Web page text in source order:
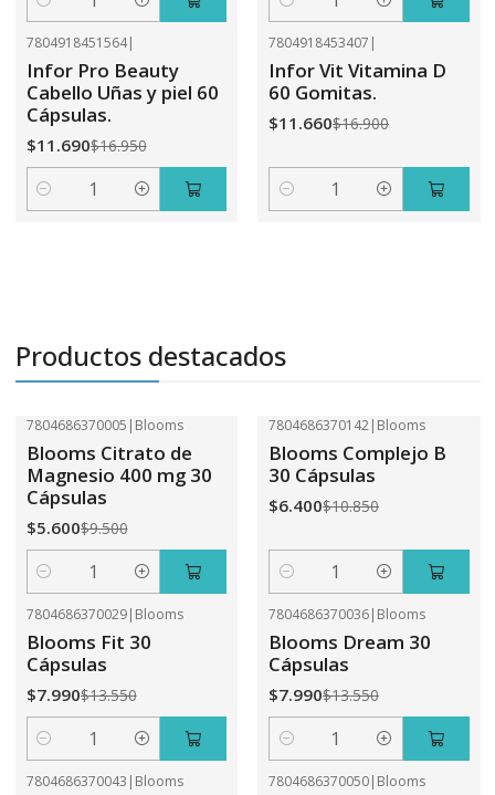
Cantidad Cantidad
7804918451564|
Infor Pro Beauty
Cabello Uñas y piel 60
Cápsulas.
$11.690$16.950
Cantidad
7804918453407 |
Infor Vit Vitamina D
60 Gomitas.
$11.660$16.900
Cantidad
Productos destacados
7804686370005 | Blooms
Blooms Citrato de
Magnesio 400 mg 30
Cápsulas
$5.600$9.500
Cantidad
7804686370142| Blooms
Blooms Complejo B
30 Cápsulas
$6.400$10.850
Cantidad
7804686370029| Blooms
Blooms Fit 30
Cápsulas
$7.990$13.550
Cantidad
7804686370036| Blooms
Blooms Dream 30
Cápsulas
$7.990$13.550
Cantidad
7804686370043 | Blooms 7804686370050| Blooms